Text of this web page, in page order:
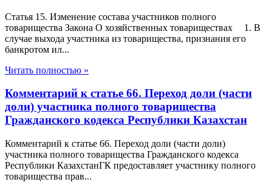
Статья 15. Изменение состава участников полного
товарищества Закона О хозяйственных товариществах 1. В
случае выхода участника из товарищества, признания его
банкротом ил...
Читать полностью »
Комментарий к статье 66. Переход доли (части
доли) участника полного товарищества
Гражданского кодекса Республики Казахстан
Комментарий к статье 66. Переход доли (части доли)
участника полного товарищества Гражданского кодекса
Республики КазахстанГК предоставляет участнику полного
товарищества прав...